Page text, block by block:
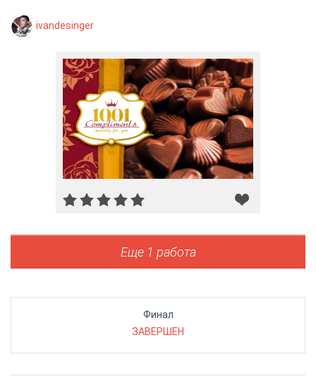
ivandesinger
Еще 1 работа
Финал
ЗАВЕРШЕН